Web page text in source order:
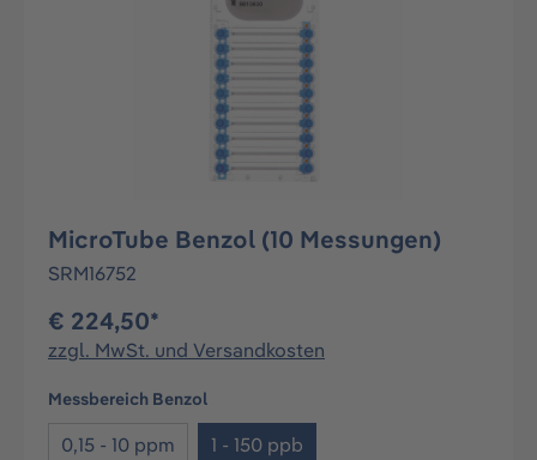
MicroTube Benzol (10 Messungen)
SRM16752
€ 224,50*
zzgl. MwSt. und Versandkosten
Messbereich Benzolauswählen
0,15 - 10 ppm 1 - 150 ppb